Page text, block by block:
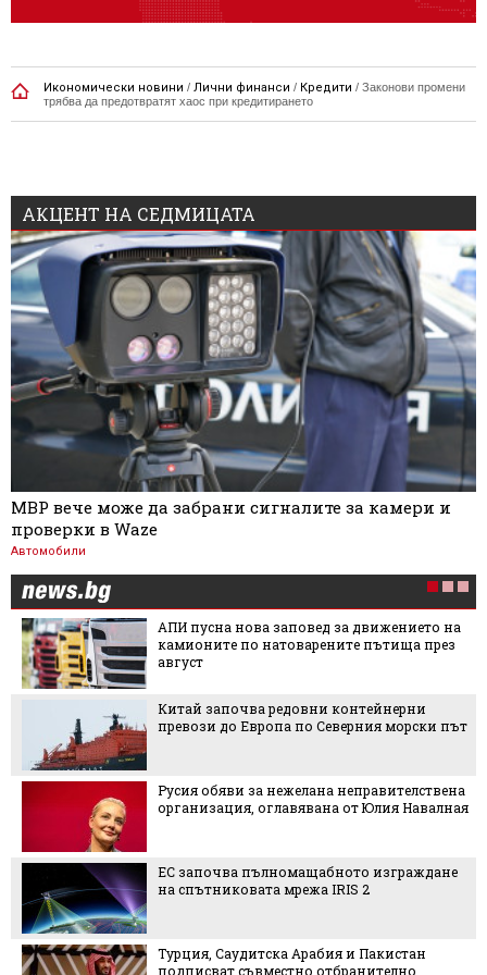
Икономически новини / Лични финанси / Кредити / Законови промени
трябва да предотвратят хаос при кредитирането
АКЦЕНТ НА СЕДМИЦАТА
МВР вече може да забрани сигналите за камери и
проверки в Waze
Автомобили
АПИ пусна нова заповед за движението на
камионите по натоварените пътища през
август
Китай започва редовни контейнерни
превози до Европа по Северния морски път
Русия обяви за нежелана неправителствена
организация, оглавявана от Юлия Навалная
ЕС започва пълномащабното изграждане
на спътниковата мрежа IRIS 2
Турция, Саудитска Арабия и Пакистан
подписват съвместно отбранително